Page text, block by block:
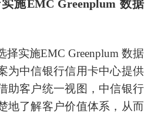
施EMC Greenplum 数据
择实施EMC Greenplum 数据
为中信银行信用卡中心提供
助客户统一视图，中信银行
地了解客户价值体系，从而